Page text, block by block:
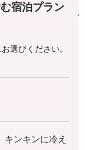
宿泊プラン
選びください。
ンキンに冷え